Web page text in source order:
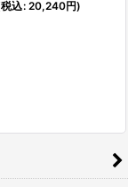
税込: 20,240円)